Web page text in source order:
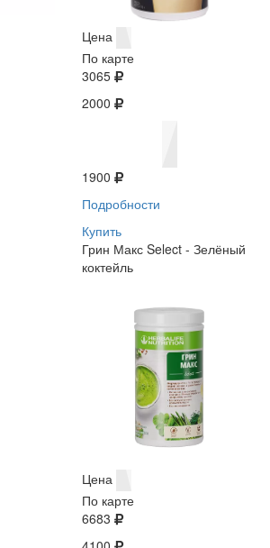
Цена
По карте
3065
2000
1900
Подробности
Купить
Грин Макс Select - Зелёный
коктейль
Цена
По карте
6683